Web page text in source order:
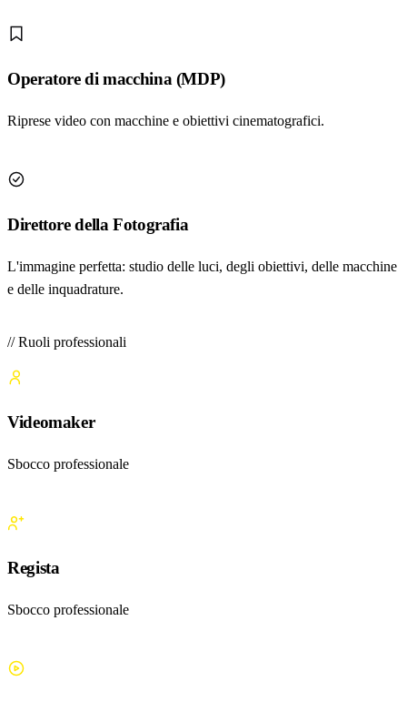
Operatore di macchina (MDP)
Riprese video con macchine e obiettivi cinematografici.
Direttore della Fotografia
L'immagine perfetta: studio delle luci, degli obiettivi, delle macchine
e delle inquadrature.
// Ruoli professionali
Videomaker
Sbocco professionale
Regista
Sbocco professionale